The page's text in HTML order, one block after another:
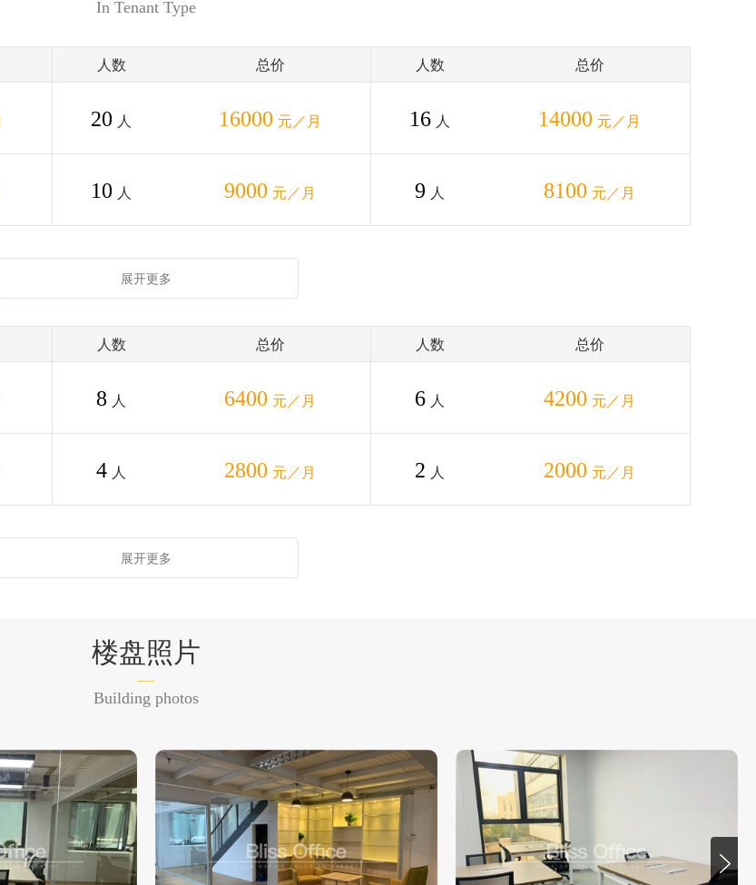
In Tenant Type
人数 总价 人数 总价
20 人 16000 元／月 16 人 14000 元／月
10 人 9000 元／月 9 人 8100 元／月
展开更多
人数 总价 人数 总价
8 人 6400 元／月 6 人 4200 元／月
4 人 2800 元／月 2 人 2000 元／月
展开更多
楼盘照片
Building photos